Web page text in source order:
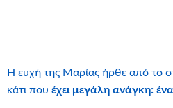
Η ευχή της Μαρίας ήρθε από το
κάτι που έχει μεγάλη ανάγκη: